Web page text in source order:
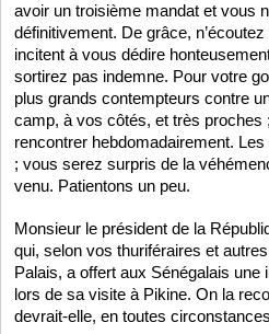
avoir un troisième mandat et vous
définitivement. De grâce,
incitent à vous dédire
sortirez pas indemne. Pour votre
plus grands contempteurs contre
camp, à vos côtés, et très proches
rencontrer hebdomadairement.
; vous serez surpris de la
venu. Patientons un peu.
Monsieur le président de la
qui, selon vos thuriféraires et
Palais, a offert aux Sénégalais
lors de sa visite à Pikine. On la
devrait-elle, en toutes